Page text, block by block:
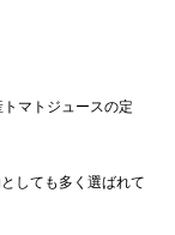
マトジュースの定
しても多く選ばれて